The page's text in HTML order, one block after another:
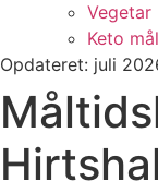
Vegetar
Keto
Opdateret: juli